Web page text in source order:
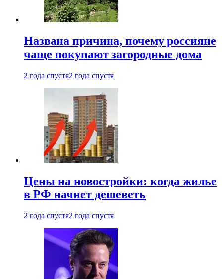
Названа причина, почему россияне
чаще покупают загородные дома
2 года спустя2 года спустя
Цены на новостройки: когда жилье
в РФ начнет дешеветь
2 года спустя2 года спустя